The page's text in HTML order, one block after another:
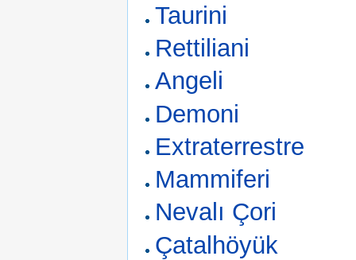
Taurini
Rettiliani
Angeli
Demoni
Extraterrestre
Mammiferi
Nevalı Çori
Çatalhöyük